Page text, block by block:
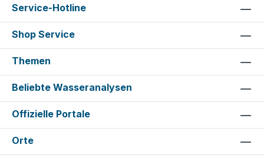
Service-Hotline
Shop Service
Themen
Beliebte Wasseranalysen
Offizielle Portale
Orte